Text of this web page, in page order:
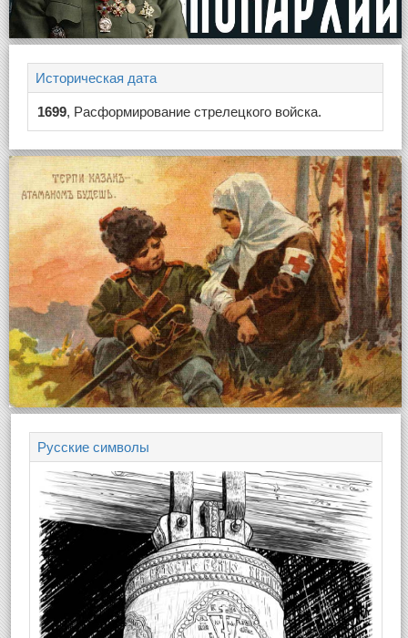
Историческая дата
1699, Расформирование стрелецкого войска.
Русские символы